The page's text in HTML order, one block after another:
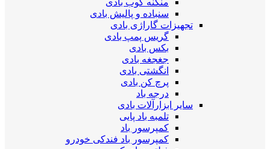
منگنه کوب بادی
سنباده و پالیش بادی
تجهیزات گاراژی بادی
گریس پمپ بادی
بکس بادی
جغجغه بادی
انگشتی بادی
پرچ کن بادی
درجه باد
سایر ابزارآلات بادی
تلمبه باد پایی
کمپرسور باد
کمپرسور باد فندکی خودرو